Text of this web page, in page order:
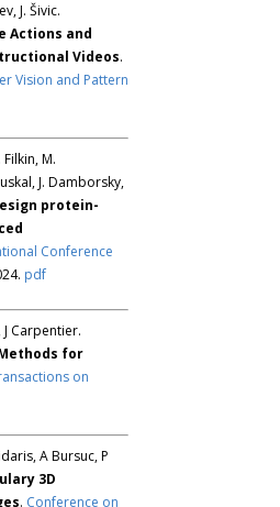
J. Šivic.
Actions and
Videos.
Vision and Pattern
M.
J. Damborsky,
protein-
Conference
pdf
J Carpentier.
for
on
A Bursuc, P
3D
. Conference on